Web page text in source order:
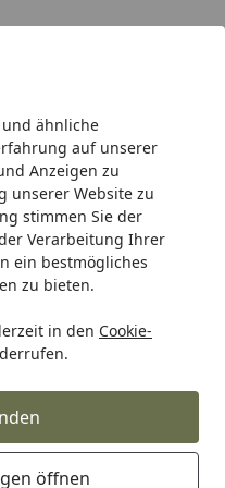
und ähnliche
auf unserer
Anzeigen zu
unserer Website zu
stimmen Sie der
Verarbeitung Ihrer
ein bestmögliches
zu bieten.
in den Cookie-
öffnen
Hotline
& Pool-
bis 468,99€)
Kassetten &
CityLine